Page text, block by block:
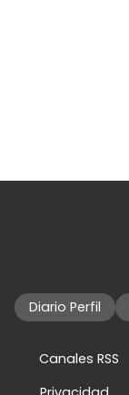
Diario Perfil
Canales RSS